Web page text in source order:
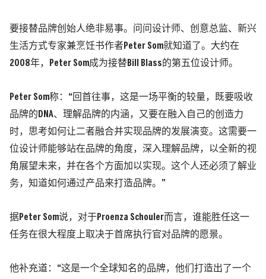
要接替品牌创始人绝非易事。问问设计师、创意总监、新兴
生活方式专家兼烹饪书作者Peter Som就知道了。大约在
2008年，Peter Som成为接替Bill Blass的第五位设计师。
Peter Som称：“回首往事，这是一场平衡的较量，既要吸收
品牌的DNA、理解品牌的内涵，又要在融入自己的创造力
时，思考如何让二者融合并实现品牌的发展演变。这需要一
位设计师能够站在品牌的角度，深入理解品牌，以全新的视
角展望未来，并在各个方面加以实现。这个人还必须了解业
务，知道如何通过产品来打造品牌。”
据Peter Som说，对于Proenza Schouler而言，谁能胜任这一
任务在很大程度上取决于首席执行官对品牌的愿景。
他补充道：“这是一个全球知名的品牌，他们打造出了一个